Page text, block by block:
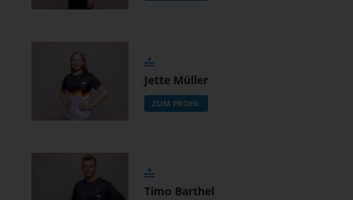
Jette Müller
ZUM PROFIL
Timo Barthel